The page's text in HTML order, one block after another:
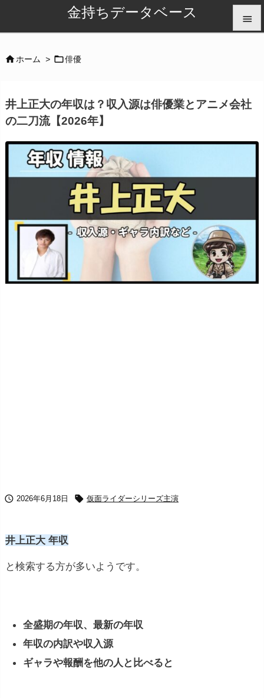
金持ちデータベース 


ホーム > 俳優
井上正大の年収は？収入源は俳優業とアニメ会社
の二刀流【2026年】
 2026年6月18日  仮面ライダーシリーズ主演
井上正大 年収
と検索する方が多いようです。
全盛期の年収、最新の年収
年収の内訳や収入源
ギャラや報酬を他の人と比べると